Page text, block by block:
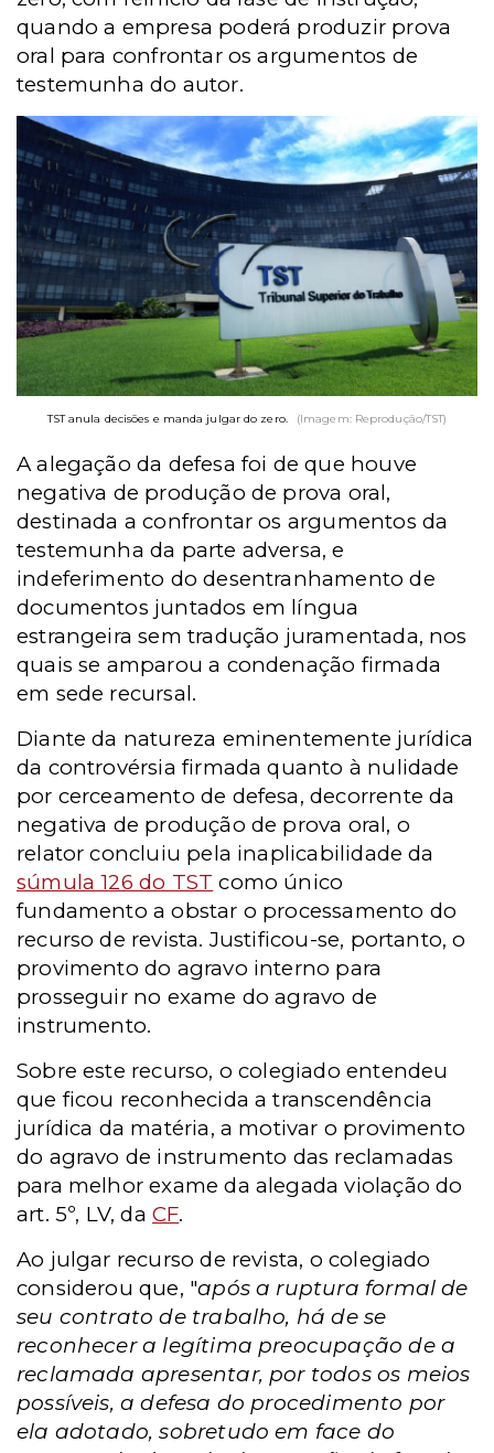
quando a empresa poderá produzir prova
oral para confrontar os argumentos de
testemunha do autor.
TST anula decisões e manda julgar do zero. (Imagem: Reprodução/TST)
A alegação da defesa foi de que houve
negativa de produção de prova oral,
destinada a confrontar os argumentos da
testemunha da parte adversa,e
indeferimento do desentranhamento de
documentos juntados em língua
estrangeira sem tradução juramentada, nos
quais se amparou a condenação firmada
em sede recursal.
Diante da natureza eminentemente jurídica
da controvérsia firmada quanto à nulidade
por cerceamento de defesa, decorrente da
negativa de produção de prova oral, o
relator concluiu pela inaplicabilidade da
súmula 126 do TST como único
fundamento a obstar o processamento do
recurso de revista. Justificou-se, portanto, o
provimento do agravo interno para
prosseguir no exame do agravo de
instrumento.
Sobre este recurso, o colegiado entendeu
que ficou reconhecida a transcendência
jurídica da matéria, a motivar o provimento
do agravo de instrumento das reclamadas
para melhor exame da alegada violação do
art. 5º, LV, da CF.
Ao julgar recurso de revista, o colegiado
considerou que, "após a ruptura formal de
seu contrato de trabalho, há de se
reconhecer a legítima preocupação de a
reclamada apresentar, por todos os meios
possíveis, a defesa do procedimento por
ela adotado, sobretudo em face do